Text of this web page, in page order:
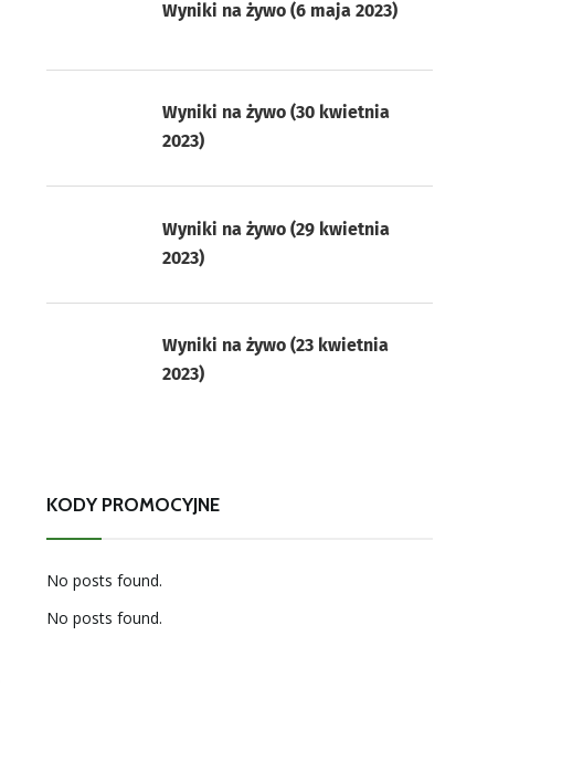
Wyniki na żywo (6 maja 2023)
Wyniki na żywo (30 kwietnia
2023)
Wyniki na żywo (29 kwietnia
2023)
Wyniki na żywo (23 kwietnia
2023)
KODY PROMOCYJNE
No posts found.
No posts found.